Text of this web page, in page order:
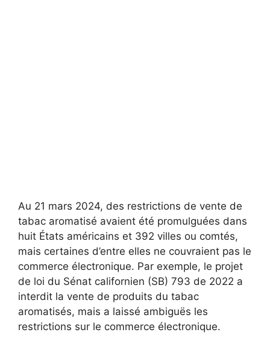
Au 21 mars 2024, des restrictions de vente de
tabac aromatisé avaient été promulguées dans
huit États américains et 392 villes ou comtés,
mais certaines d’entre elles ne couvraient pas le
commerce électronique. Par exemple, le projet
de loi du Sénat californien (SB) 793 de 2022 a
interdit la vente de produits du tabac
aromatisés, mais a laissé ambiguës les
restrictions sur le commerce électronique.